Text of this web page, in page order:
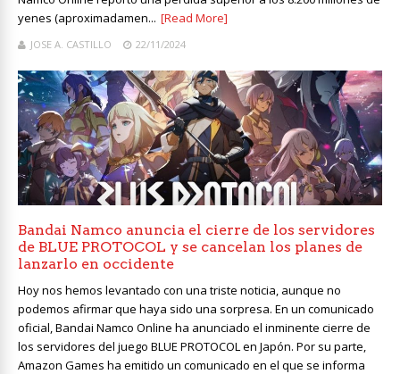
yenes (aproximadamen... [Read More]
JOSE A. CASTILLO 22/11/2024
Bandai Namco anuncia el cierre de los servidores
de BLUE PROTOCOL y se cancelan los planes de
lanzarlo en occidente
Hoy nos hemos levantado con una triste noticia, aunque no
podemos afirmar que haya sido una sorpresa. En un comunicado
oficial, Bandai Namco Online ha anunciado el inminente cierre de
los servidores del juego BLUE PROTOCOL en Japón. Por su parte,
Amazon Games ha emitido un comunicado en el que se informa